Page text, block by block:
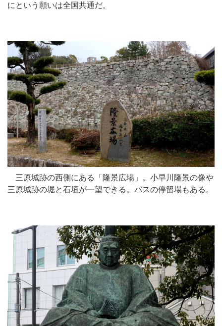
にという願いは全国共通だ。
三原城跡の西側にある「隆景広場」。小早川隆景の像や
三原城跡の堀と石垣が一望できる。バスの停留場もある。